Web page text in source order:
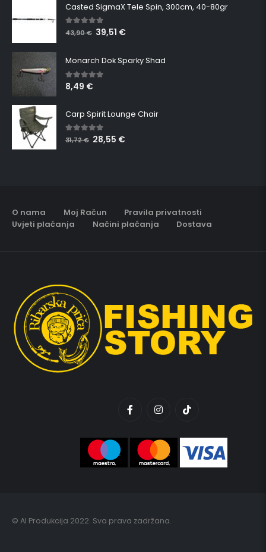
Casted SigmaX Tele Spin, 300cm, 40-80gr
5.00out of 5
43,90€ 39,51 €
Monarch Dok Sparky Shad
5.00 out of 5
8,49 €
Carp Spirit Lounge Chair
5.00 out of 5
31,72€ 28,55 €
O nama Moj Račun
Pravila privatnosti
Uvjeti plaćanja
Načini plaćanja Dostava
© AI Produkcija 2022. Sva prava zadržana.